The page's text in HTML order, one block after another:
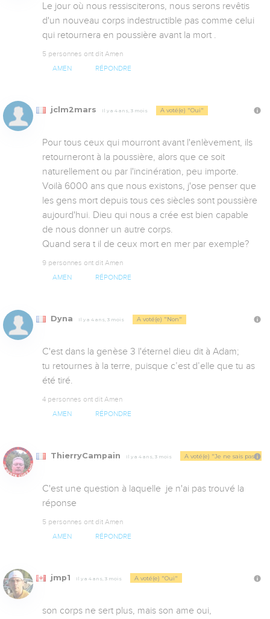
Le jour où nous ressisciterons, nous serons revêtis
d'un nouveau corps indestructible pas comme celui
qui retournera en poussière avant la mort .
5 personnes ont dit Amen
AMEN RÉPONDRE
jclm2mars Il y a 4 ans, 3 mois A voté(e) "Oui"
Pour tous ceux qui mourront avant l'enlèvement, ils
retourneront à la poussière, alors que ce soit
naturellement ou par l'incinération, peu importe.
Voilà 6000 ans que nous existons, j'ose penser que
les gens mort depuis tous ces siècles sont poussière
aujourd'hui. Dieu qui nous a crée est bien capable
de nous donner un autre corps.
Quand sera t il de ceux mort en mer par exemple?
9 personnes ont dit Amen
AMEN RÉPONDRE
Dyna Il y a 4 ans, 3 mois A voté(e) "Non"
C'est dans la genèse 3 l'éternel dieu dit à Adam;
tu retournes à la terre, puisque c’est d’elle que tu as
été tiré.
4 personnes ont dit Amen
AMEN RÉPONDRE
ThierryCampain Il y a 4 ans, 3 mois A voté(e) "Je ne sais pas"
C'est une question à laquelle  je n'ai pas trouvé la
réponse
5 personnes ont dit Amen
AMEN RÉPONDRE
jmp1 Il y a 4 ans, 3 mois A voté(e) "Oui"
son corps ne sert plus, mais son ame oui,